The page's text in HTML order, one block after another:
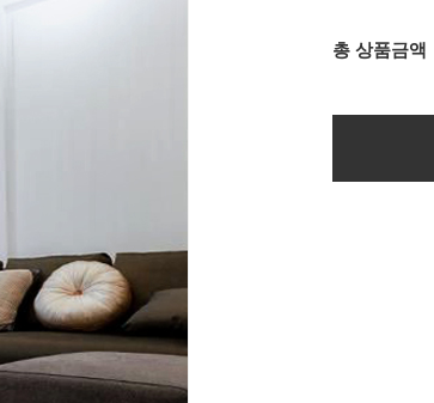
총 상품금액